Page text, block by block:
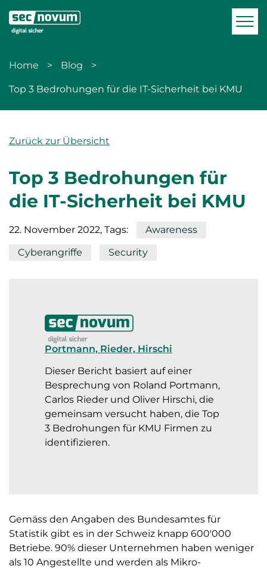
zur Navigation
zum Inhalt
Home Blog
Top 3 Bedrohungen für die IT-Sicherheit bei KMU
Zurück zur Übersicht
Top 3 Bedrohungen für
die IT-Sicherheit bei KMU
22. November 2022, Tags:
Awareness
Cyberangriffe
Security
Portmann, Rieder, Hirschi
Dieser Bericht basiert auf einer
Besprechung von Roland Portmann,
Carlos Rieder und Oliver Hirschi, die
gemeinsam versucht haben, die Top
3 Bedrohungen für KMU Firmen zu
identifizieren.
Gemäss den Angaben des Bundesamtes für
Statistik gibt es in der Schweiz knapp 600'000
Betriebe. 90% dieser Unternehmen haben weniger
als 10 Angestellte und werden als Mikro-